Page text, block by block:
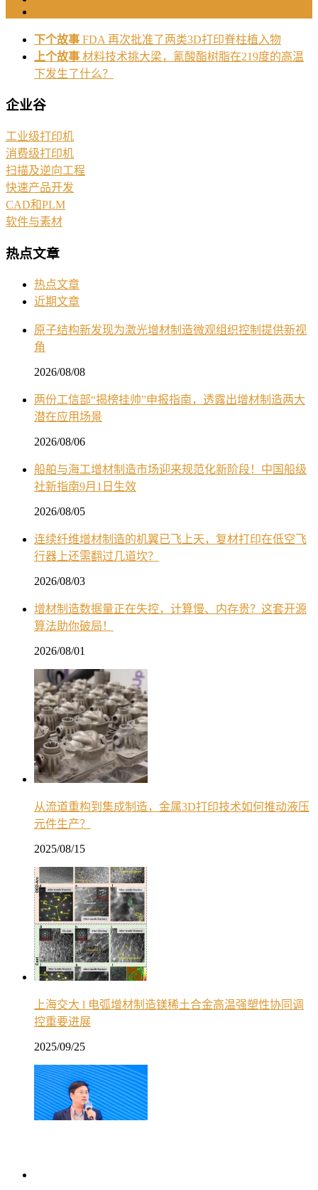
下个故事 FDA 再次批准了两类3D打印脊柱植入物
上个故事 材料技术挑大梁，氰酸酯树脂在219度的高温
下发生了什么？
企业谷
工业级打印机
消费级打印机
扫描及逆向工程
快速产品开发
CAD和PLM
软件与素材
热点文章
热点文章
近期文章
原子结构新发现为激光增材制造微观组织控制提供新视
角
2026/08/08
两份工信部“揭榜挂帅”申报指南，透露出增材制造两大
潜在应用场景
2026/08/06
船舶与海工增材制造市场迎来规范化新阶段！中国船级
社新指南9月1日生效
2026/08/05
连续纤维增材制造的机翼已飞上天，复材打印在低空飞
行器上还需翻过几道坎？
2026/08/03
增材制造数据量正在失控，计算慢、内存贵？这套开源
算法助你破局！
2026/08/01
从流道重构到集成制造，金属3D打印技术如何推动液压
元件生产？
2025/08/15
上海交大 l 电弧增材制造镁稀土合金高温强塑性协同调
控重要进展
2025/09/25